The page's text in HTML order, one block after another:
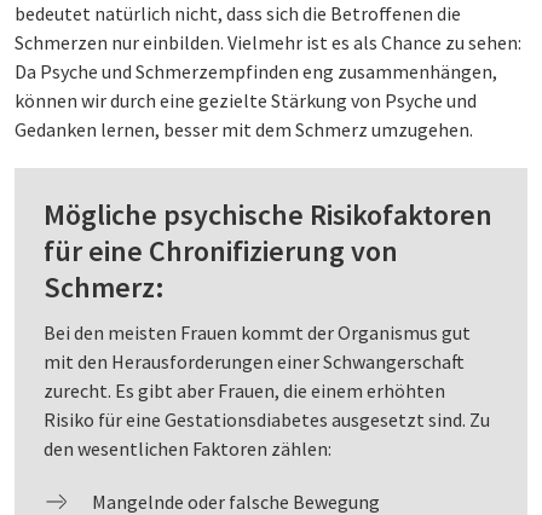
bedeutet natürlich nicht, dass sich die Betroffenen die
Schmerzen nur einbilden. Vielmehr ist es als Chance zu sehen:
Da Psyche und Schmerzempfinden eng zusammenhängen,
können wir durch eine gezielte Stärkung von Psyche und
Gedanken lernen, besser mit dem Schmerz umzugehen.
Mögliche psychische Risikofaktoren
für eine Chronifizierung von
Schmerz:
Bei den meisten Frauen kommt der Organismus gut
mit den Herausforderungen einer Schwangerschaft
zurecht. Es gibt aber Frauen, die einem erhöhten
Risiko für eine Gestationsdiabetes ausgesetzt sind. Zu
den wesentlichen Faktoren zählen:
Mangelnde oder falsche Bewegung